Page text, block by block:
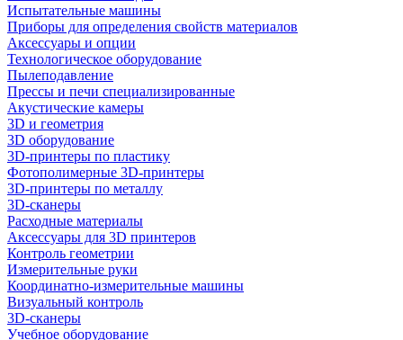
Испытательные машины
Приборы для определения свойств материалов
Аксессуары и опции
Технологическое оборудование
Пылеподавление
Прессы и печи специализированные
Акустические камеры
3D и геометрия
3D оборудование
3D-принтеры по пластику
Фотополимерные 3D-принтеры
3D-принтеры по металлу
3D-сканеры
Расходные материалы
Аксессуары для 3D принтеров
Контроль геометрии
Измерительные руки
Координатно-измерительные машины
Визуальный контроль
3D-сканеры
Учебное оборудование